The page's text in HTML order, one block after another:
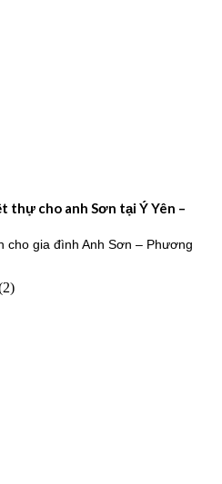
thự cho anh Sơn tại Ý Yên –
cho gia đình Anh Sơn – Phương